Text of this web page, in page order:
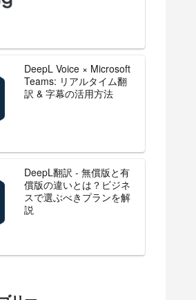
DeepL Voice × Microsoft
Teams: リアルタイム翻
訳 & 字幕の活用方法
DeepL翻訳 - 無償版と有
償版の違いとは？ビジネ
スで選ぶべきプランを解
説